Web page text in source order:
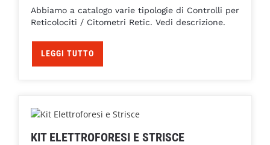
Abbiamo a catalogo varie tipologie di Controlli per
Reticolociti / Citometri Retic. Vedi descrizione.
LEGGI TUTTO
KIT ELETTROFORESI E STRISCE